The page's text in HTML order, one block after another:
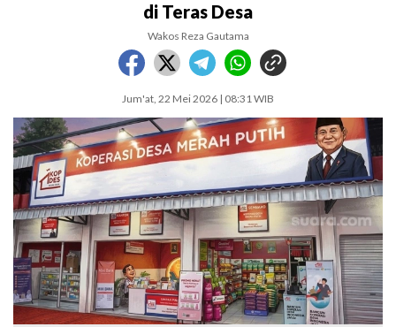
di Teras Desa
Wakos Reza Gautama
Jum'at, 22 Mei 2026 | 08:31 WIB